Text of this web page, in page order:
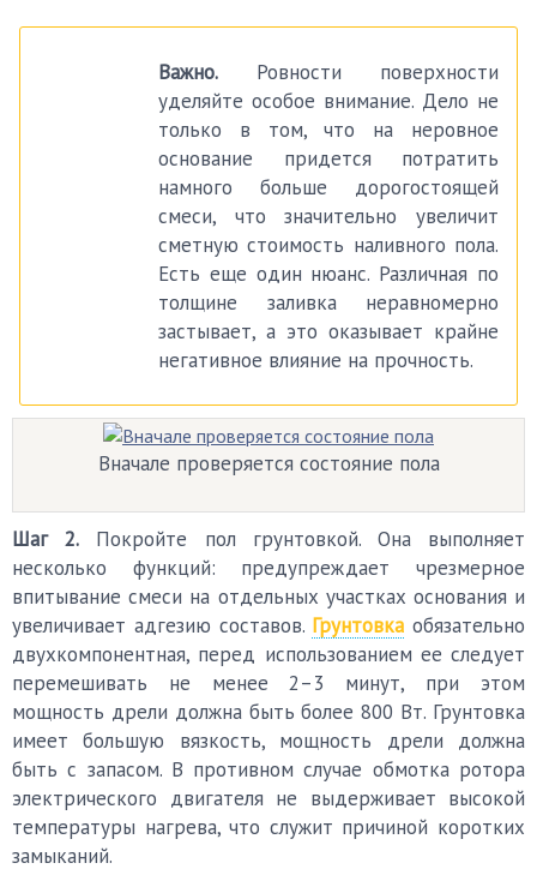
Важно. Ровности поверхности
уделяйте особое внимание. Дело не
только в том, что на неровное
основание придется потратить
намного больше дорогостоящей
смеси, что значительно увеличит
сметную стоимость наливного пола.
Есть еще один нюанс. Различная по
толщине заливка неравномерно
застывает, а это оказывает крайне
негативное влияние на прочность.
Вначале проверяется состояние пола
Шаг 2. Покройте пол грунтовкой. Она выполняет
несколько функций: предупреждает чрезмерное
впитывание смеси на отдельных участках основания и
увеличивает адгезию составов. Грунтовка обязательно
двухкомпонентная, перед использованием ее следует
перемешивать не менее 2–3 минут, при этом
мощность дрели должна быть более 800 Вт. Грунтовка
имеет большую вязкость, мощность дрели должна
быть с запасом. В противном случае обмотка ротора
электрического двигателя не выдерживает высокой
температуры нагрева, что служит причиной коротких
замыканий.